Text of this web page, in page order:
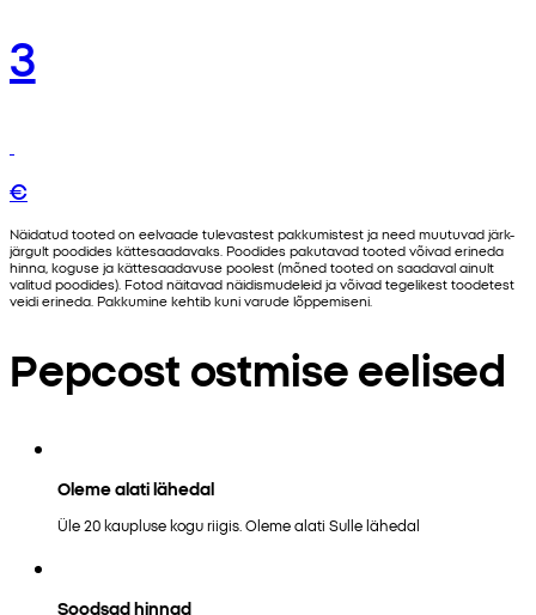
3
€
Näidatud tooted on eelvaade tulevastest pakkumistest ja need muutuvad järk-
järgult poodides kättesaadavaks. Poodides pakutavad tooted võivad erineda
hinna, koguse ja kättesaadavuse poolest (mõned tooted on saadaval ainult
valitud poodides). Fotod näitavad näidismudeleid ja võivad tegelikest toodetest
veidi erineda. Pakkumine kehtib kuni varude lõppemiseni.
Pepcost ostmise eelised
Oleme alati lähedal
Üle 20 kaupluse kogu riigis. Oleme alati Sulle lähedal
Soodsad hinnad